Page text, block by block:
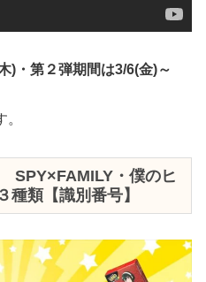
)・第２弾期間は3/6(金)～
SPY×FAMILY・僕のヒ
種類【識別番号】